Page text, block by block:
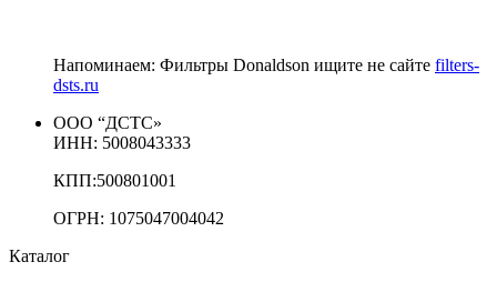
Напоминаем: Фильтры Donaldson ищите не сайте filters-
dsts.ru
ООО “ДСТС»
ИНН: 5008043333
КПП:500801001
ОГРН: 1075047004042
Каталог